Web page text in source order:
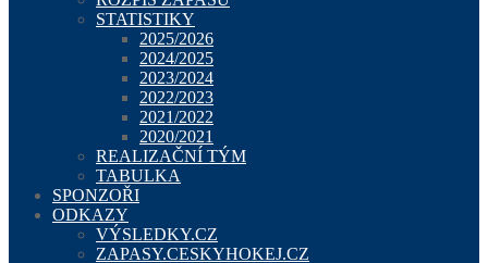
STATISTIKY
2025/2026
2024/2025
2023/2024
2022/2023
2021/2022
2020/2021
REALIZAČNÍ TÝM
TABULKA
SPONZOŘI
ODKAZY
VÝSLEDKY.CZ
ZAPASY.CESKYHOKEJ.CZ